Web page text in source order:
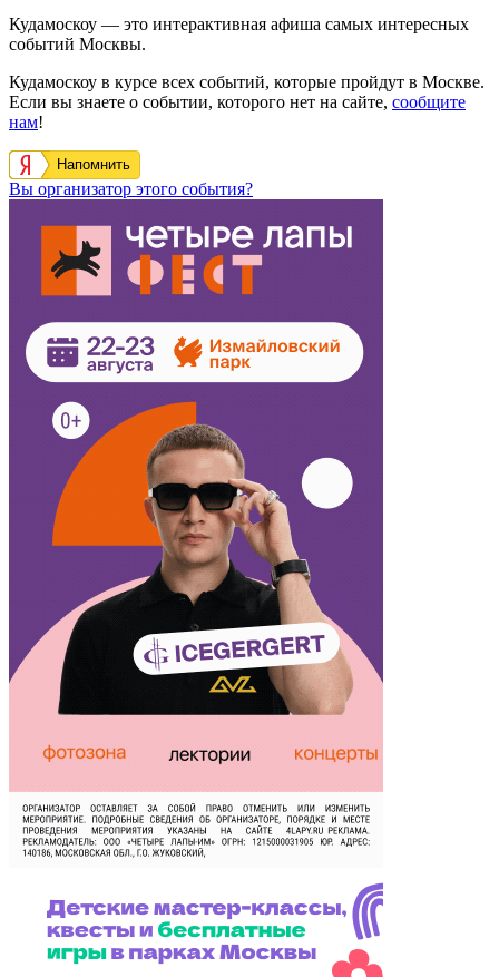
Кудамоскоу — это интерактивная афиша самых интересных
событий Москвы.
Кудамоскоу в курсе всех событий, которые пройдут в Москве.
Если вы знаете о событии, которого нет на сайте, сообщите
нам!
Напомнить
Вы организатор этого события?